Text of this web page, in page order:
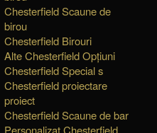
Chesterfield Scaune de
birou
Chesterfield Birouri
Alte Chesterfield Opțiuni
Chesterfield Special s
Chesterfield proiectare
proiect
Chesterfield Scaune de bar